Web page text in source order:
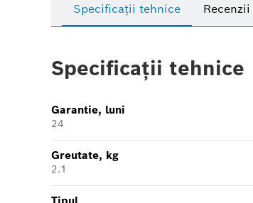
Specificații tehnice Recenzii
Specificații tehnice
Garantie, luni
24
Greutate, kg
2.1